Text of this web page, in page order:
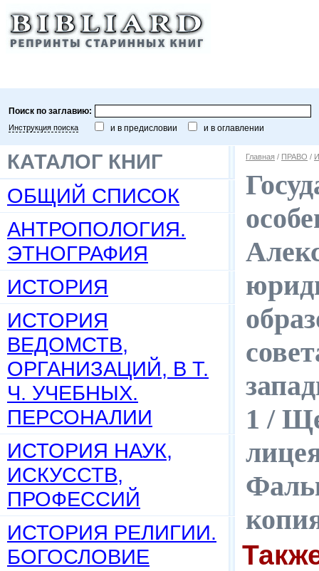
Поиск по заглавию:
Инструкция поиска и в предисловии и в оглавлении
КАТАЛОГ КНИГ
ОБЩИЙ СПИСОК
АНТРОПОЛОГИЯ.
ЭТНОГРАФИЯ
ИСТОРИЯ
ИСТОРИЯ
ВЕДОМСТВ,
ОРГАНИЗАЦИЙ, В Т.
Ч. УЧЕБНЫХ.
ПЕРСОНАЛИИ
ИСТОРИЯ НАУК,
ИСКУССТВ,
ПРОФЕССИЙ
ИСТОРИЯ РЕЛИГИИ.
БОГОСЛОВИЕ
Главная / ПРАВО /
1 /